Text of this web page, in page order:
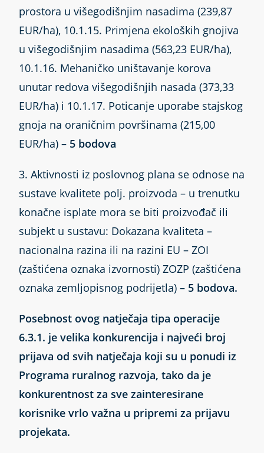
prostora u višegodišnjim nasadima (239,87
EUR/ha), 10.1.15. Primjena ekoloških gnojiva
u višegodišnjim nasadima (563,23 EUR/ha),
10.1.16. Mehaničko uništavanje korova
unutar redova višegodišnjih nasada (373,33
EUR/ha) i 10.1.17. Poticanje uporabe stajskog
gnoja na oraničnim površinama (215,00
EUR/ha) – 5 bodova
3. Aktivnosti iz poslovnog plana se odnose na
sustave kvalitete polj. proizvoda – u trenutku
konačne isplate mora se biti proizvođač ili
subjekt u sustavu: Dokazana kvaliteta –
nacionalna razina ili na razini EU – ZOI
(zaštićena oznaka izvornosti) ZOZP (zaštićena
oznaka zemljopisnog podrijetla) – 5 bodova.
Posebnost ovog natječaja tipa operacije
6.3.1. je velika konkurencija i najveći broj
prijava od svih natječaja koji su u ponudi iz
Programa ruralnog razvoja, tako da je
konkurentnost za sve zainteresirane
korisnike vrlo važna u pripremi za prijavu
projekata.